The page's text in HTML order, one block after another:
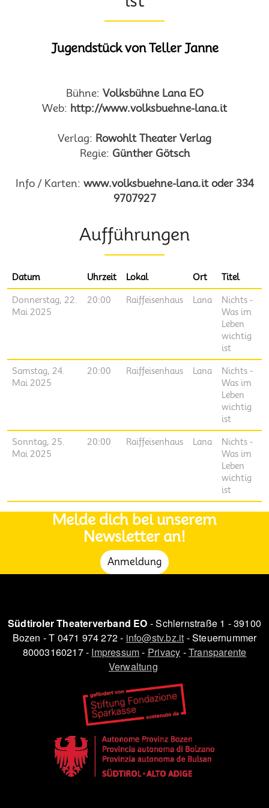
Jugendstück von Teller Janne
Bühne: Volksbühne Lana EO
Web: http://www.volksbuehne-lana.it
Verlag: Rowohlt Theater Verlag
Regie: Günther Götsch
Info / Karten: www.volksbuehne-lana.it oder 334
9707927
Aufführungen
Datum Uhrzeit Lokal Ort Titel
Donnerstag, 22.
Mai 2025
20:00 Raiffeisenhaus Lana
Nichts -
Was im
Leben
wichtig
ist
Samstag, 24.
Mai 2025
20:00 Raiffeisenhaus Lana
Nichts -
Was im
Leben
wichtig
ist
Sonntag, 25.
Mai 2025
20:00 Raiffeisenhaus Lana
Nichts -
Was im
Leben
wichtig
ist
Melde dich bei unserem
Newsletter an!
Anmeldung
Südtiroler Theaterverband EO - Schlernstraße 1 - 39100
Bozen - T 0471 974 272 - info@stv.bz.it - Steuernummer
80003160217 - Impressum- Privacy -Transparente
Verwaltung